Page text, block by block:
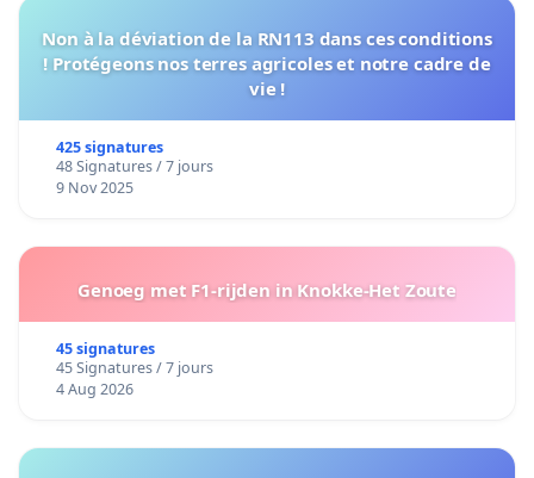
Non à la déviation de la RN113 dans ces conditions
! Protégeons nos terres agricoles et notre cadre de
vie !
425 signatures
48 Signatures / 7 jours
9 Nov 2025
Genoeg met F1-rijden in Knokke-Het Zoute
45 signatures
45 Signatures / 7 jours
4 Aug 2026